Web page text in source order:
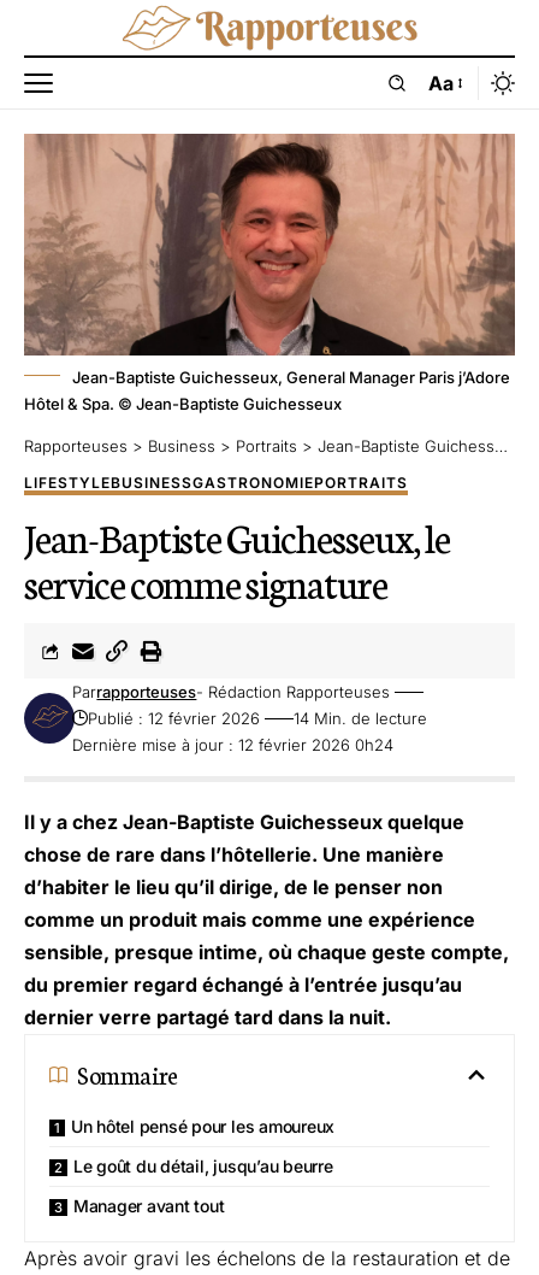
Aa
Jean-Baptiste Guichesseux, General Manager Paris j’Adore
Hôtel & Spa. © Jean-Baptiste Guichesseux
Rapporteuses > Business > Portraits > Jean-Baptiste Guichesseux, le service comme signature
LIFESTYLEBUSINESSGASTRONOMIEPORTRAITS
Jean-Baptiste Guichesseux, le
service comme signature
Dernière mise à jour : 12 février 2026 0h24
Parrapporteuses- Rédaction Rapporteuses
Publié : 12 février 2026
14 Min. de lecture
Il y a chez Jean-Baptiste Guichesseux quelque
chose de rare dans l’hôtellerie. Une manière
d’habiter le lieu qu’il dirige, de le penser non
comme un produit mais comme une expérience
sensible, presque intime, où chaque geste compte,
du premier regard échangé à l’entrée jusqu’au
dernier verre partagé tard dans la nuit.
Sommaire
Un hôtel pensé pour les amoureux
Le goût du détail, jusqu’au beurre
Manager avant tout
Après avoir gravi les échelons de la restauration et de